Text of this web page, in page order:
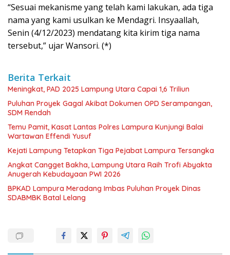
“Sesuai mekanisme yang telah kami lakukan, ada tiga
nama yang kami usulkan ke Mendagri. Insyaallah,
Senin (4/12/2023) mendatang kita kirim tiga nama
tersebut,” ujar Wansori. (*)
Berita Terkait
Meningkat, PAD 2025 Lampung Utara Capai 1,6 Triliun
Puluhan Proyek Gagal Akibat Dokumen OPD Serampangan,
SDM Rendah
Temu Pamit, Kasat Lantas Polres Lampura Kunjungi Balai
Wartawan Effendi Yusuf
Kejati Lampung Tetapkan Tiga Pejabat Lampura Tersangka
Angkat Cangget Bakha, Lampung Utara Raih Trofi Abyakta
Anugerah Kebudayaan PWI 2026
BPKAD Lampura Meradang Imbas Puluhan Proyek Dinas
SDABMBK Batal Lelang